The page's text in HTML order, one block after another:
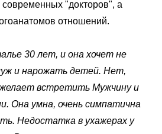
современных "докторов", а
отношений.
30 лет, и она хочет не
и нарожать детей. Нет,
желает встретить Мужчину и
Она умна, очень симпатична
Недостатка в ухажерах у